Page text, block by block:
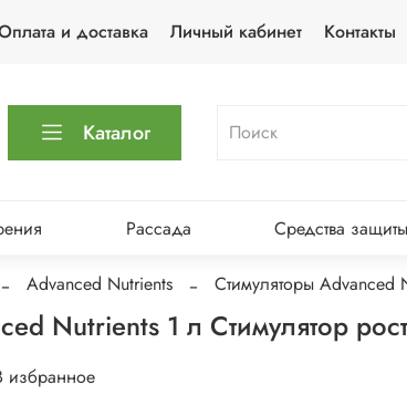
и доставка Личный кабинет Контакты
Каталог
Рассада Средства
Advanced Nutrients Стимуляторы Advanced
Nutrients 1 л Стимулятор
избранное